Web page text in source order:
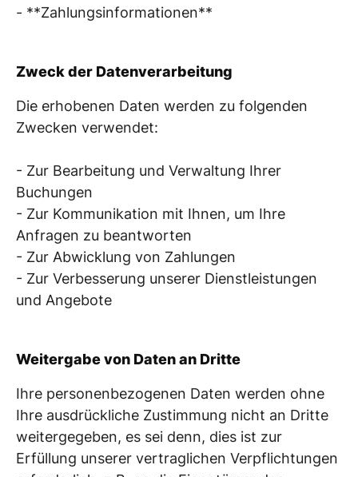
- **Zahlungsinformationen**
Zweck der Datenverarbeitung
Die erhobenen Daten werden zu folgenden
Zwecken verwendet:
- Zur Bearbeitung und Verwaltung Ihrer
Buchungen
- Zur Kommunikation mit Ihnen, um Ihre
Anfragen zu beantworten
- Zur Abwicklung von Zahlungen
- Zur Verbesserung unserer Dienstleistungen
und Angebote
Weitergabe von Daten an Dritte
Ihre personenbezogenen Daten werden ohne
Ihre ausdrückliche Zustimmung nicht an Dritte
weitergegeben, es sei denn, dies ist zur
Erfüllung unserer vertraglichen Verpflichtungen